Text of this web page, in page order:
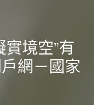
實境空”有
網－國家